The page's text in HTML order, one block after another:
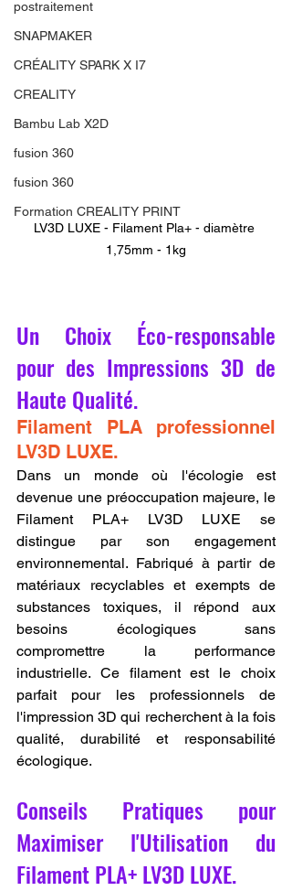
postraitement
SNAPMAKER
CRÉALITY SPARK X I7
CREALITY
Bambu Lab X2D
fusion 360
fusion 360
Formation CREALITY PRINT
LV3D LUXE - Filament Pla+ - diamètre
1,75mm - 1kg
Un Choix Éco-responsable
pour des Impressions 3D de
Haute Qualité.
Filament PLA professionnel
LV3D LUXE.
Dans un monde où l'écologie est
devenue une préoccupation majeure, le
Filament PLA+ LV3D LUXE se
distingue par son engagement
environnemental. Fabriqué à partir de
matériaux recyclables et exempts de
substances toxiques, il répond aux
besoins écologiques sans
compromettre la performance
industrielle. Ce filament est le choix
parfait pour les professionnels de
l'impression 3D qui recherchent à la fois
qualité, durabilité et responsabilité
écologique.
Conseils Pratiques pour
Maximiser l'Utilisation du
Filament PLA+ LV3D LUXE.